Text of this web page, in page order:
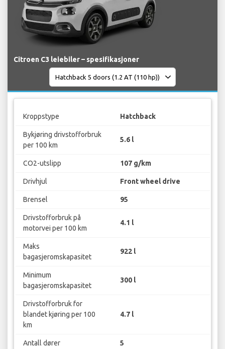
Citroen C3 leiebiler – spesifikasjoner
Kroppstype Hatchback
Bykjøring drivstofforbruk
per 100 km
5.6 l
CO2-utslipp 107 g/km
Drivhjul Front wheel drive
Brensel 95
Drivstofforbruk på
motorvei per 100 km
4.1 l
Maks
bagasjeromskapasitet
922 l
Minimum
bagasjeromskapasitet
300 l
Drivstofforbruk for
blandet kjøring per 100
km
4.7 l
Antall dører 5